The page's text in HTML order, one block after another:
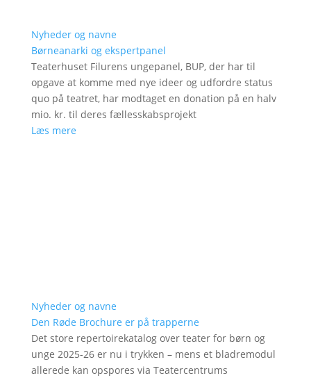
Nyheder og navne
Børneanarki og ekspertpanel
Teaterhuset Filurens ungepanel, BUP, der har til
opgave at komme med nye ideer og udfordre status
quo på teatret, har modtaget en donation på en halv
mio. kr. til deres fællesskabsprojekt
Læs mere
Nyheder og navne
Den Røde Brochure er på trapperne
Det store repertoirekatalog over teater for børn og
unge 2025-26 er nu i trykken – mens et bladremodul
allerede kan opspores via Teatercentrums